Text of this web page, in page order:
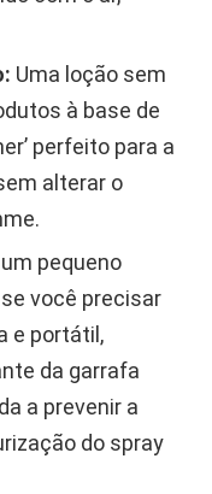
Uma loção sem
à base de
perfeito para a
alterar o
pequeno
você precisar
e portátil,
da garrafa
a prevenir a
do spray